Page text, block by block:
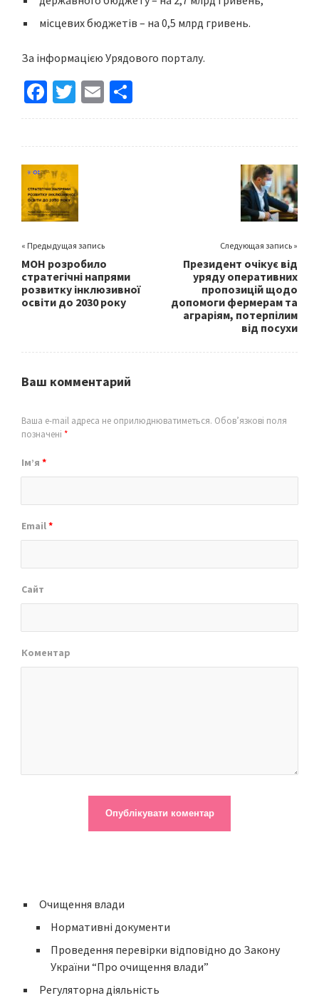
місцевих бюджетів – на 0,5 млрд гривень.
За інформацією Урядового порталу.
Fa
ce
o
o
k
T
wi
er
E
m h
« Предыдущая запись
МОН розробило
стратегічні напрями
розвитку інклюзивної
освіти до 2030 року
Следующая запись »
Президент очікує від
уряду оперативних
пропозицій щодо
допомоги фермерам та
аграріям, потерпілим
від посухи
Ваш комментарий
Ваша e-mail адреса не оприлюднюватиметься. Обов’язкові поля
позначені *
Ім’я *
Email*
Сайт
Коментар
Очищення влади
Нормативні документи
Проведення перевірки відповідно до Закону
України “Про очищення влади”
Регуляторна діяльність